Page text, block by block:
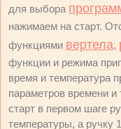
для выбора
нажимаем на старт.
функциями вертела,
функции и режима
время и температура
параметров времени
старт в первом шаге
температуры, а ручку